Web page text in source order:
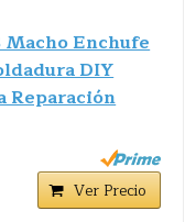
Macho Enchufe
DIY
Reparación
Ver Precio